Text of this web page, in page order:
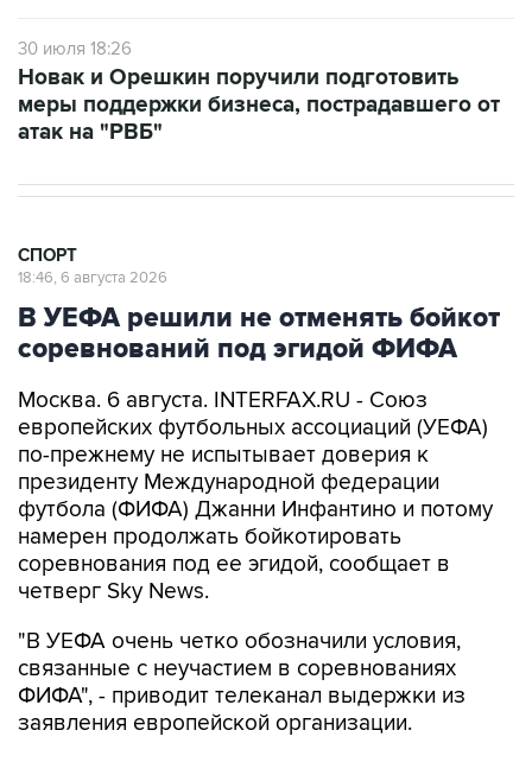
30 июля 18:26
Новак и Орешкин поручили подготовить
меры поддержки бизнеса, пострадавшего от
атак на "РВБ"
СПОРТ
18:46, 6 августа 2026
В УЕФА решили не отменять бойкот
соревнований под эгидой ФИФА
Москва. 6 августа. INTERFAX.RU - Союз
европейских футбольных ассоциаций (УЕФА)
по-прежнему не испытывает доверия к
президенту Международной федерации
футбола (ФИФА) Джанни Инфантино и потому
намерен продолжать бойкотировать
соревнования под ее эгидой, сообщает в
четверг Sky News.
"В УЕФА очень четко обозначили условия,
связанные с неучастием в соревнованиях
ФИФА", - приводит телеканал выдержки из
заявления европейской организации.